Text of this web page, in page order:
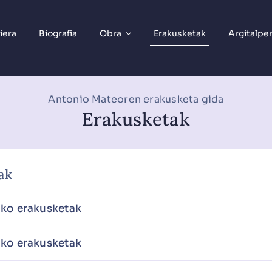
Biografia Obra Erakusketak
Antonio Mateoren erakusketa gida
Erakusketak
erakusketak
erakusketak